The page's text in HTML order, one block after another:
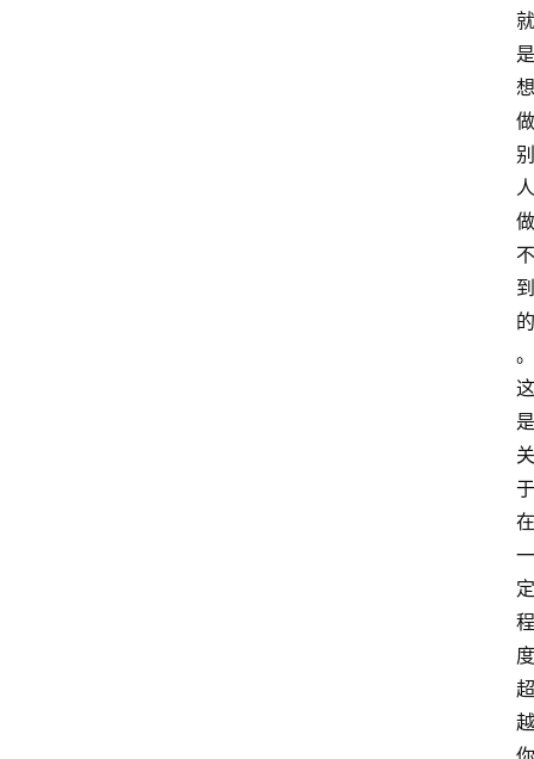
就
是
想
做
别
人
做
不
到
的
。
这
是
关
于
在
一
定
程
度
超
越